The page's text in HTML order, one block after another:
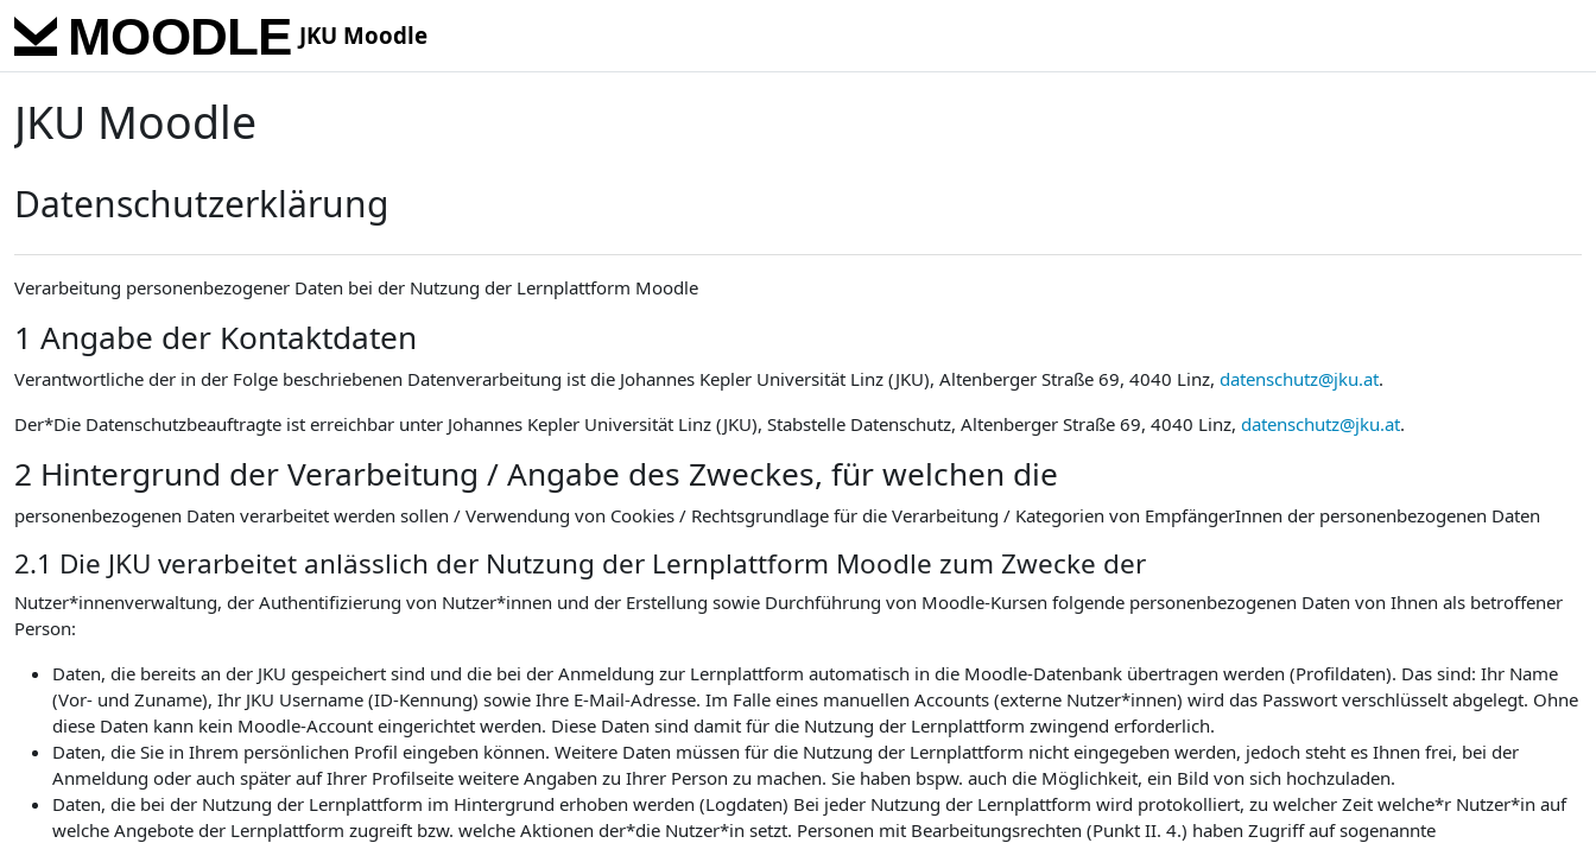
Skip to main content
JKU Moodle
JKU Moodle
Datenschutzerklärung
Verarbeitung personenbezogener Daten bei der Nutzung der Lernplattform Moodle
1 Angabe der Kontaktdaten
Verantwortliche der in der Folge beschriebenen Datenverarbeitung ist die Johannes Kepler Universität Linz (JKU), Altenberger Straße 69, 4040 Linz, datenschutz@jku.at.
Der*Die Datenschutzbeauftragte ist erreichbar unter Johannes Kepler Universität Linz (JKU), Stabstelle Datenschutz, Altenberger Straße 69, 4040 Linz, datenschutz@jku.at.
2 Hintergrund der Verarbeitung / Angabe des Zweckes, für welchen die
personenbezogenen Daten verarbeitet werden sollen / Verwendung von Cookies / Rechtsgrundlage für die Verarbeitung / Kategorien von EmpfängerInnen der personenbezogenen Daten
2.1 Die JKU verarbeitet anlässlich der Nutzung der Lernplattform Moodle zum Zwecke der
Nutzer*innenverwaltung, der Authentifizierung von Nutzer*innen und der Erstellung sowie Durchführung von Moodle-Kursen folgende personenbezogenen Daten von Ihnen als betroffener
Person:
Daten, die bereits an der JKU gespeichert sind und die bei der Anmeldung zur Lernplattform automatisch in die Moodle-Datenbank übertragen werden (Profildaten). Das sind: Ihr Name
(Vor- und Zuname), Ihr JKU Username (ID-Kennung) sowie Ihre E-Mail-Adresse. Im Falle eines manuellen Accounts (externe Nutzer*innen) wird das Passwort verschlüsselt abgelegt. Ohne
diese Daten kann kein Moodle-Account eingerichtet werden. Diese Daten sind damit für die Nutzung der Lernplattform zwingend erforderlich.
Daten, die Sie in Ihrem persönlichen Profil eingeben können. Weitere Daten müssen für die Nutzung der Lernplattform nicht eingegeben werden, jedoch steht es Ihnen frei, bei der
Anmeldung oder auch später auf Ihrer Profilseite weitere Angaben zu Ihrer Person zu machen. Sie haben bspw. auch die Möglichkeit, ein Bild von sich hochzuladen.
Daten, die bei der Nutzung der Lernplattform im Hintergrund erhoben werden (Logdaten) Bei jeder Nutzung der Lernplattform wird protokolliert, zu welcher Zeit welche*r Nutzer*in auf
welche Angebote der Lernplattform zugreift bzw. welche Aktionen der*die Nutzer*in setzt. Personen mit Bearbeitungsrechten (Punkt II. 4.) haben Zugriff auf sogenannte